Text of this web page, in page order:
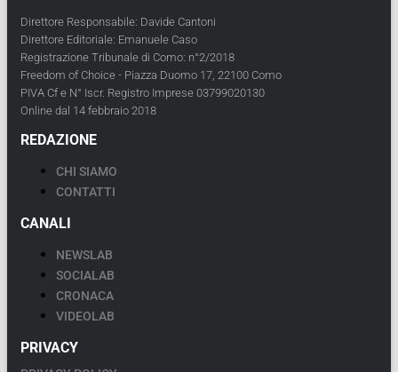
Direttore Responsabile: Davide Cantoni
Direttore Editoriale: Emanuele Caso
Registrazione Tribunale di Como: n°2/2018
Freedom of Choice - Piazza Duomo 17, 22100 Como
PIVA Cf e N° Iscr. Registro Imprese 03799020130
Online dal 14 febbraio 2018
REDAZIONE
CHI SIAMO
CONTATTI
CANALI
NEWSLAB
SOCIALAB
CRONACA
VIDEOLAB
PRIVACY